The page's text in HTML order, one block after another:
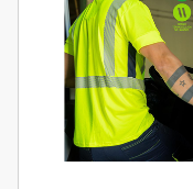
Produkt anzeigen